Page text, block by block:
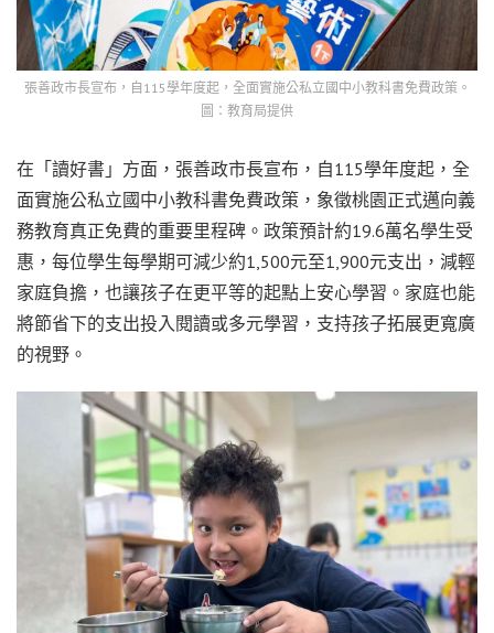
張善政市長宣布，自115學年度起，全面實施公私立國中小教科書免費政策。
圖：教育局提供
在「讀好書」方面，張善政市長宣布，自115學年度起，全
面實施公私立國中小教科書免費政策，象徵桃園正式邁向義
務教育真正免費的重要里程碑。政策預計約19.6萬名學生受
惠，每位學生每學期可減少約1,500元至1,900元支出，減輕
家庭負擔，也讓孩子在更平等的起點上安心學習。家庭也能
將節省下的支出投入閱讀或多元學習，支持孩子拓展更寬廣
的視野。